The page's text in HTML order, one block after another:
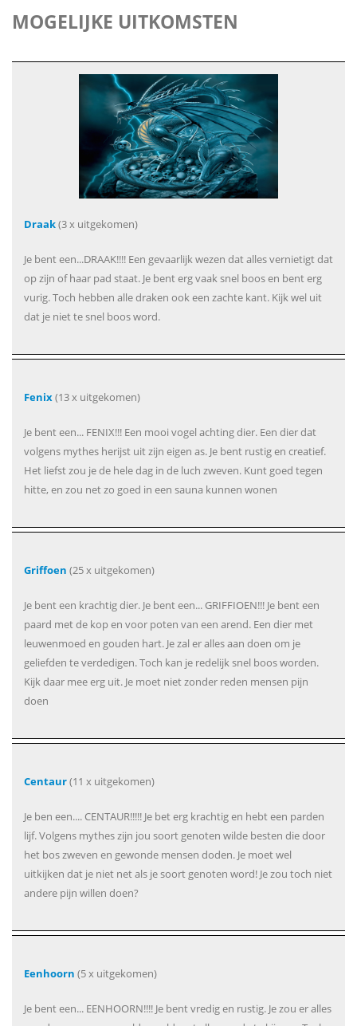
MOGELIJKE UITKOMSTEN
Draak(3 x uitgekomen)
Je bent een...DRAAK!!!! Een gevaarlijk wezen dat alles vernietigt dat
op zijn of haar pad staat. Je bent erg vaak snel boos en bent erg
vurig. Toch hebben alle draken ook een zachte kant. Kijk wel uit
dat je niet te snel boos word.
Fenix(13 x uitgekomen)
Je bent een... FENIX!!! Een mooi vogel achting dier. Een dier dat
volgens mythes herijst uit zijn eigen as. Je bent rustig en creatief.
Het liefst zou je de hele dag in de luch zweven. Kunt goed tegen
hitte, en zou net zo goed in een sauna kunnen wonen
Griffoen (25 x uitgekomen)
Je bent een krachtig dier. Je bent een... GRIFFIOEN!!! Je bent een
paard met de kop en voor poten van een arend. Een dier met
leuwenmoed en gouden hart. Je zal er alles aan doen om je
geliefden te verdedigen. Toch kan je redelijk snel boos worden.
Kijk daar mee erg uit. Je moet niet zonder reden mensen pijn
doen
Centaur(11 x uitgekomen)
Je ben een.... CENTAUR!!!!! Je bet erg krachtig en hebt een parden
lijf. Volgens mythes zijn jou soort genoten wilde besten die door
het bos zweven en gewonde mensen doden. Je moet wel
uitkijken dat je niet net als je soort genoten word! Je zou toch niet
andere pijn willen doen?
Eenhoorn (5 x uitgekomen)
Je bent een... EENHOORN!!!! Je bent vredig en rustig. Je zou er alles